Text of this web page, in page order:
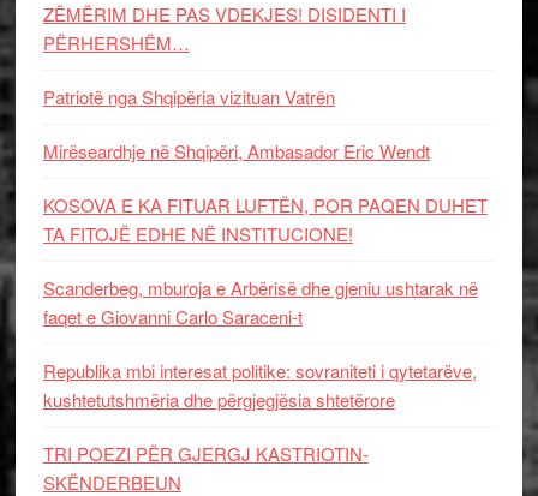
ZËMËRIM DHE PAS VDEKJES! DISIDENTI I
PËRHERSHËM…
Patriotë nga Shqipëria vizituan Vatrën
Mirëseardhje në Shqipëri, Ambasador Eric Wendt
KOSOVA E KA FITUAR LUFTËN, POR PAQEN DUHET
TA FITOJË EDHE NË INSTITUCIONE!
Scanderbeg, mburoja e Arbërisë dhe gjeniu ushtarak në
faqet e Giovanni Carlo Saraceni-t
Republika mbi interesat politike: sovraniteti i qytetarëve,
kushtetutshmëria dhe përgjegjësia shtetërore
TRI POEZI PËR GJERGJ KASTRIOTIN-
SKËNDERBEUN